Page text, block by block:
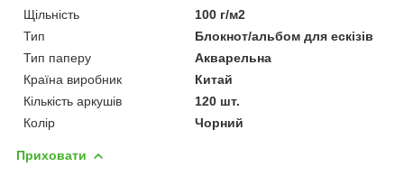
Щільність
100 г/м2
Тип
Блокнот/альбом для ескізів
Тип паперу
Акварельна
Країна виробник
Китай
Кількість аркушів
120 шт.
Колір
Чорний
Приховати